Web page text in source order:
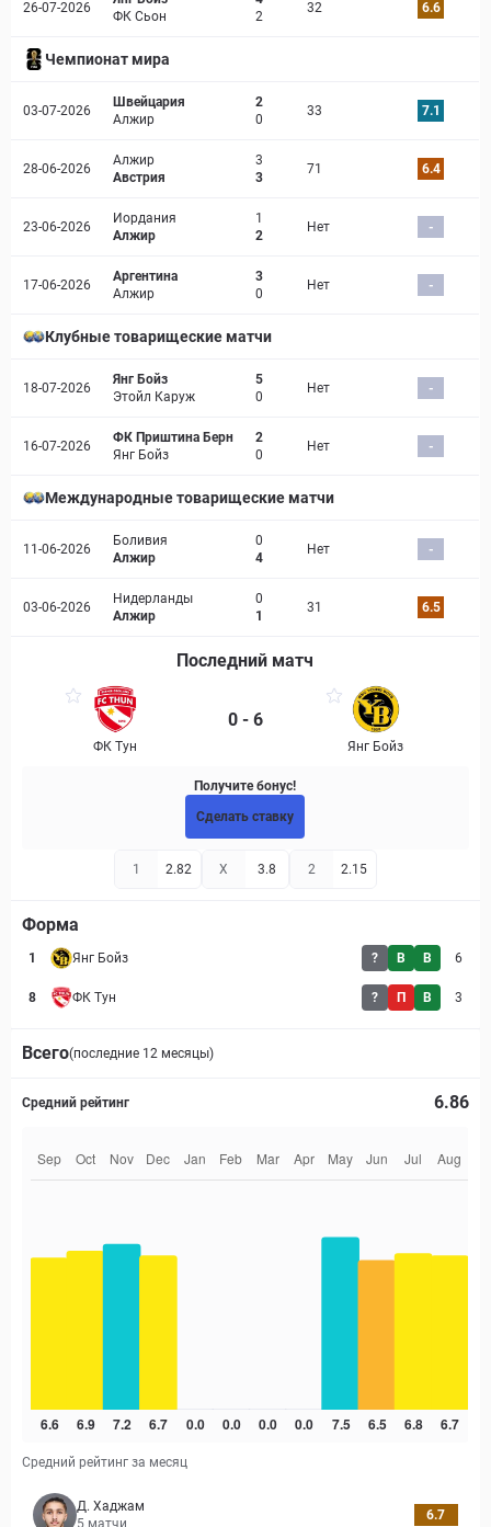
26-07-2026
ФК Сьон
2
32 6.6
Чемпионат мира
03-07-2026
Швейцария
Алжир
2
0
33 7.1
28-06-2026
Алжир
Австрия
3
3
71 6.4
23-06-2026
Иордания
Алжир
1
2
Нет -
17-06-2026
Аргентина
Алжир
3
0
Нет -
Клубные товарищеские матчи
18-07-2026
Янг Бойз
Этойл Каруж
5
0
Нет -
16-07-2026
ФК Приштина Берн
Янг Бойз
2
0
Нет -
Международные товарищеские матчи
11-06-2026
Боливия
Алжир
0
4
Нет -
03-06-2026
Нидерланды
Алжир
0
1
31 6.5
Последний матч
ФК Тун
0 - 6
Янг Бойз
Получите бонус!
Сделать ставку
1 2.82 X 3.8 2 2.15
Форма
1 Янг Бойз ? В В 6
8 ФК Тун ? П В 3
Всего(последние 12 месяцы)
Средний рейтинг 6.86
Средний рейтинг за месяц
Д. Хаджам
5 матчи
6.7